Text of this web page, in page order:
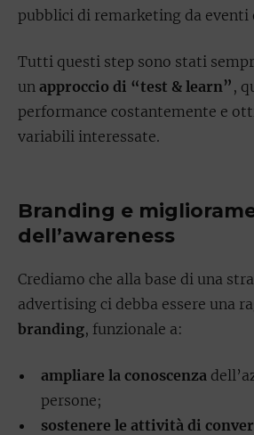
pubblici di remarketing da eventi
Tutti questi step sono stati
un approccio di “test & learn” ,
performance costantemente e
variabili interessate.
Branding e
dell’awareness
Crediamo che alla base di una
advertising ci debba essere una
branding, funzionale a:
ampliare la conoscenza
persone;
sostenere le attività di